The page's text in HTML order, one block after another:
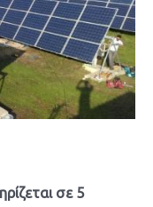
σε 5